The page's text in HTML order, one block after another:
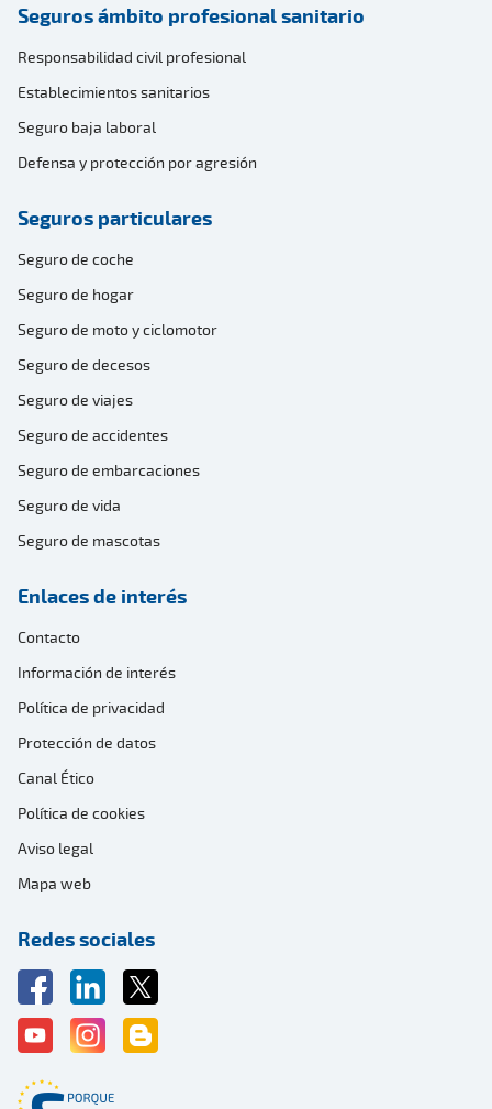
Seguros ámbito profesional sanitario
Responsabilidad civil profesional
Establecimientos sanitarios
Seguro baja laboral
Defensa y protección por agresión
Seguros particulares
Seguro de coche
Seguro de hogar
Seguro de moto y ciclomotor
Seguro de decesos
Seguro de viajes
Seguro de accidentes
Seguro de embarcaciones
Seguro de vida
Seguro de mascotas
Enlaces de interés
Contacto
Información de interés
Política de privacidad
Protección de datos
Canal Ético
Política de cookies
Aviso legal
Mapa web
Redes sociales